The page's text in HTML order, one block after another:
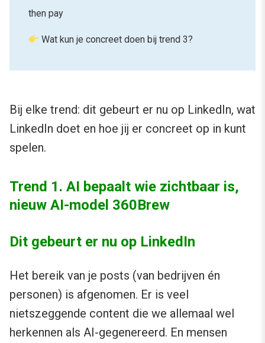
then pay
Wat kun je concreet doen bij trend 3?
Bij elke trend: dit gebeurt er nu op LinkedIn, wat
LinkedIn doet en hoe jij er concreet op in kunt
spelen.
Trend 1. AI bepaalt wie zichtbaar is,
nieuw AI-model 360Brew
Dit gebeurt er nu op LinkedIn
Het bereik van je posts (van bedrijven én
personen) is afgenomen. Er is veel
nietszeggende content die we allemaal wel
herkennen als AI-gegenereerd. En mensen